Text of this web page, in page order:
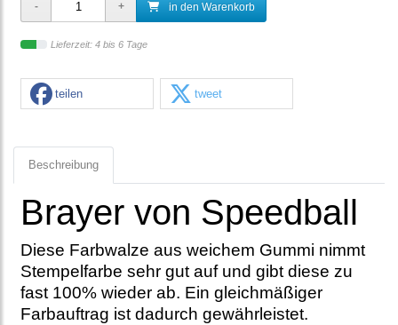
in den Warenkorb
Lieferzeit: 4 bis 6 Tage
teilen tweet
Beschreibung
Brayer von Speedball
Diese Farbwalze aus weichem Gummi nimmt
Stempelfarbe sehr gut auf und gibt diese zu
fast 100% wieder ab. Ein gleichmäßiger
Farbauftrag ist dadurch gewährleistet.